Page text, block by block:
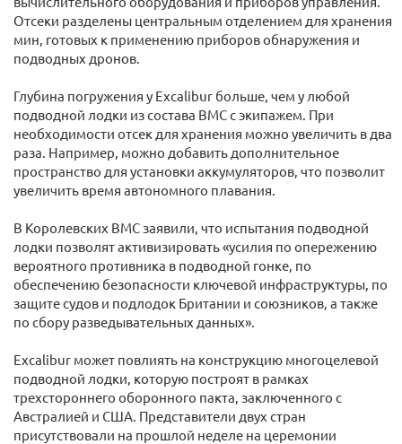
Отсеки разделены центральным отделением для хранения
мин, готовых к применению приборов обнаружения и
подводных дронов.
Глубина погружения у Excalibur больше, чем у любой
подводной лодки из состава ВМС с экипажем. При
необходимости отсек для хранения можно увеличить в два
раза. Например, можно добавить дополнительное
пространство для установки аккумуляторов, что позволит
увеличить время автономного плавания.
В Королевских ВМС заявили, что испытания подводной
лодки позволят активизировать «усилия по опережению
вероятного противника в подводной гонке, по
обеспечению безопасности ключевой инфраструктуры, по
защите судов и подлодок Британии и союзников, а также
по сбору разведывательных данных».
Excalibur может повлиять на конструкцию многоцелевой
подводной лодки, которую построят в рамках
трехстороннего оборонного пакта, заключенного с
Австралией и США. Представители двух стран
присутствовали на прошлой неделе на церемонии